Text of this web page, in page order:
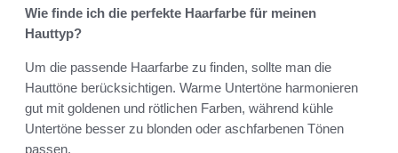
Wie finde ich die perfekte Haarfarbe für meinen
Hauttyp?
Um die passende Haarfarbe zu finden, sollte man die
Hauttöne berücksichtigen. Warme Untertöne harmonieren
gut mit goldenen und rötlichen Farben, während kühle
Untertöne besser zu blonden oder aschfarbenen Tönen
passen.